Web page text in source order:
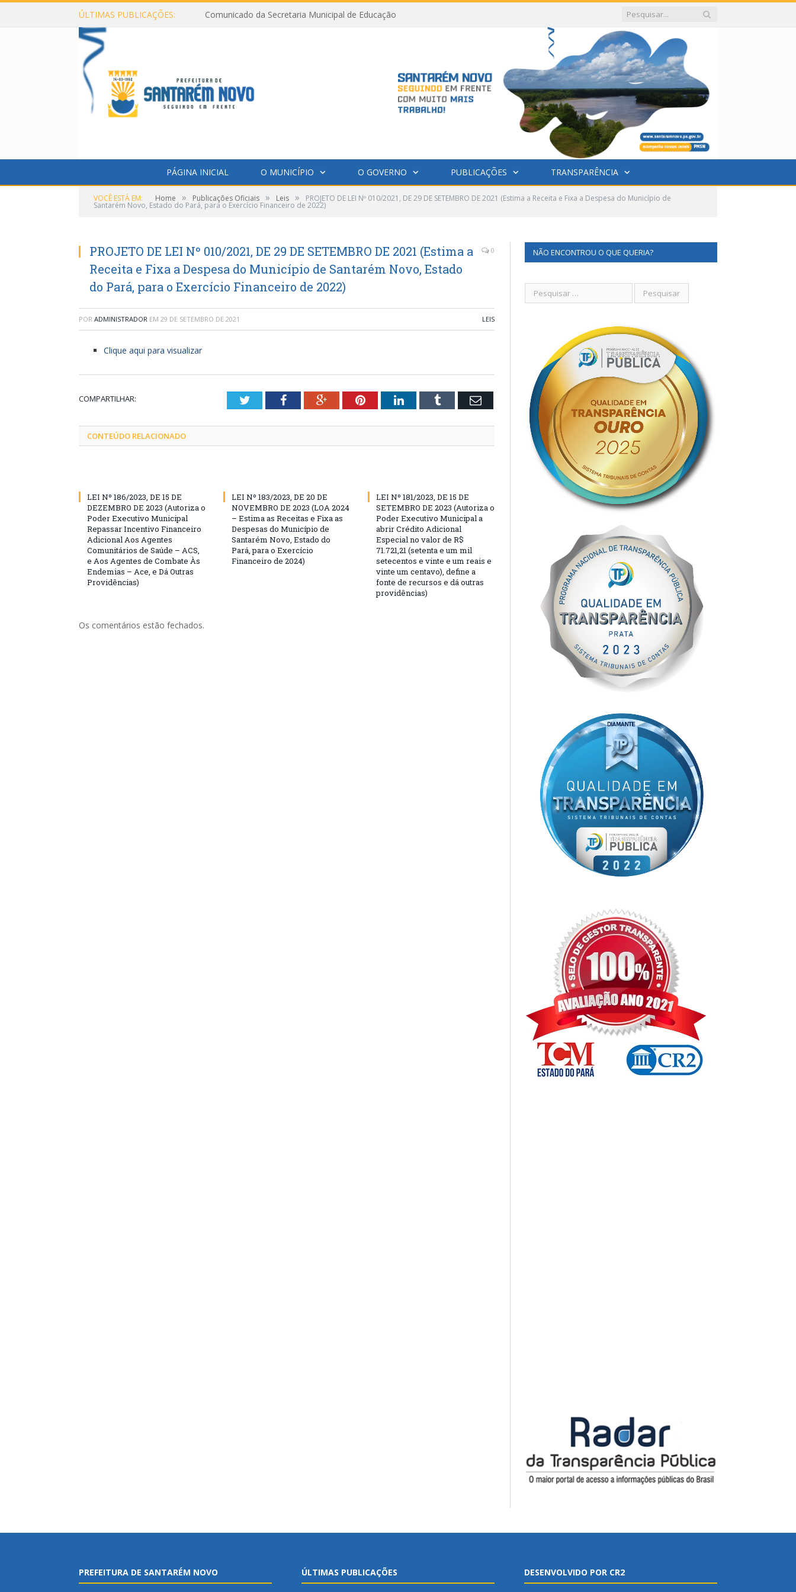
ÚLTIMAS PUBLICAÇÕES: Comunicado da Secretaria Municipal de Educação
PÁGINA INICIAL O MUNICÍPIO O GOVERNO PUBLICAÇÕES TRANSPARÊNCIA
VOCÊ ESTÁ EM: Home » Publicações Oficiais » Leis » PROJETO DE LEI Nº 010/2021, DE 29 DE SETEMBRO DE 2021 (Estima a Receita e Fixa a Despesa do Município de
Santarém Novo, Estado do Pará, para o Exercício Financeiro de 2022)
PROJETO DE LEI Nº 010/2021, DE 29 DE SETEMBRO DE 2021 (Estima a
Receita e Fixa a Despesa do Município de Santarém Novo, Estado
do Pará, para o Exercício Financeiro de 2022)
0
POR ADMINISTRADOR EM 29 DE SETEMBRO DE 2021 LEIS
Clique aqui para visualizar
COMPARTILHAR: TwitterFacebookGoogle+PinterestLinkedInTumblr Email
CONTEÚDO RELACIONADO
LEI Nº 186/2023, DE 15 DE
DEZEMBRO DE 2023 (Autoriza o
Poder Executivo Municipal
Repassar Incentivo Financeiro
Adicional Aos Agentes
Comunitários de Saúde – ACS,
e Aos Agentes de Combate Às
Endemias – Ace, e Dá Outras
Providências)
LEI Nº 183/2023, DE 20 DE
NOVEMBRO DE 2023 (LOA 2024
– Estima as Receitas e Fixa as
Despesas do Município de
Santarém Novo, Estado do
Pará, para o Exercício
Financeiro de 2024)
LEI Nº 181/2023, DE 15 DE
SETEMBRO DE 2023 (Autoriza o
Poder Executivo Municipal a
abrir Crédito Adicional
Especial no valor de R$
71.721,21 (setenta e um mil
setecentos e vinte e um reais e
vinte um centavo), define a
fonte de recursos e dá outras
providências)
Os comentários estão fechados.
NÃO ENCONTROU O QUE QUERIA?
PREFEITURA DE SANTARÉM NOVO ÚLTIMAS PUBLICAÇÕES DESENVOLVIDO POR CR2